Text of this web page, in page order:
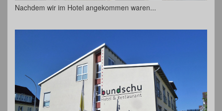
Nachdem wir im Hotel angekommen waren...